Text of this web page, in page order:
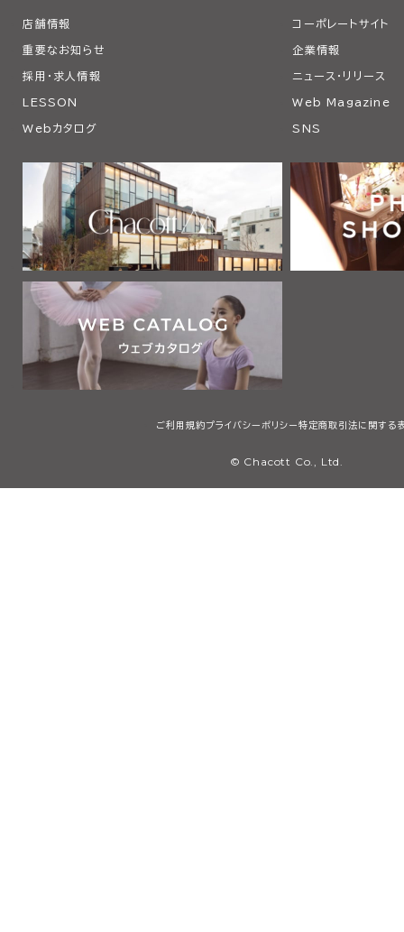
店舗情報 コーポレートサイト
重要なお知らせ 企業情報
採用・求人情報 ニュース・リリース
LESSON Web Magazine
Webカタログ SNS
ご利用規約プライバシーポリシー 特定商取引法に関する
© Chacott Co., Ltd.